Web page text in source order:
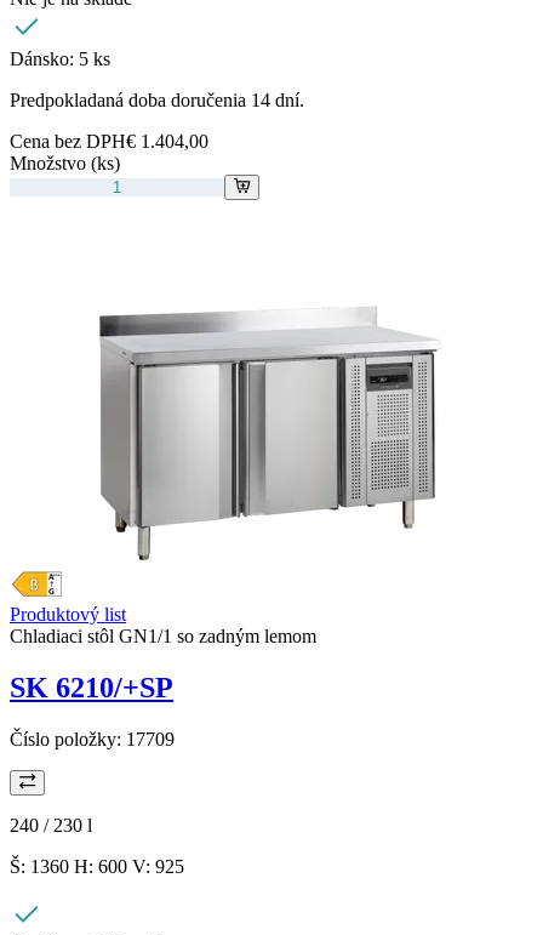
Dánsko: 5 ks
Predpokladaná doba doručenia 14 dní.
Cena bez DPH€ 1.404,00
Množstvo (ks)
Produktový list
Chladiaci stôl GN1/1 so zadným lemom
SK 6210/+SP
Číslo položky: 17709
240 / 230 l
Š: 1360 H: 600 V: 925